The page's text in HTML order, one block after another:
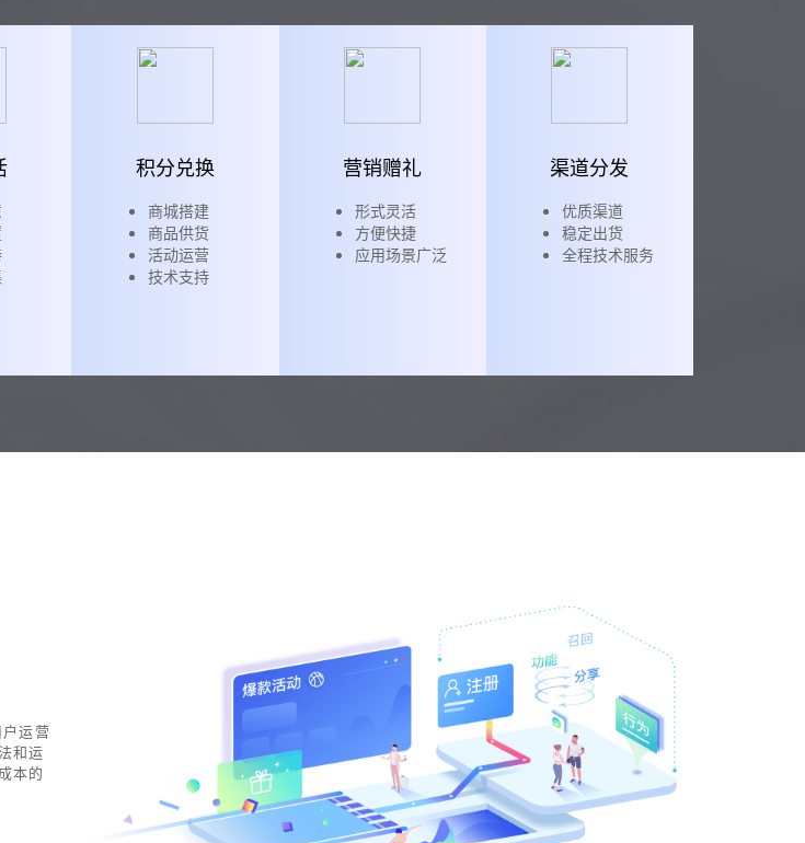
积分兑换
商城搭建
商品供货
活动运营
技术支持
营销赠礼
形式灵活
方便快捷
应用场景广泛
渠道分发
优质渠道
稳定出货
全程技术服务
运营
和运
本的